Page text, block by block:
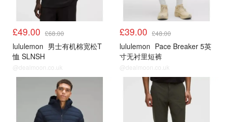
£49.00 £68.00
lululemon 男士有机棉宽松T
恤 SLNSH
@dealmoon.co.uk
£39.00 £48.00
lululemon Pace Breaker 5英
寸无衬里短裤
@dealmoon.co.uk
Lululemon